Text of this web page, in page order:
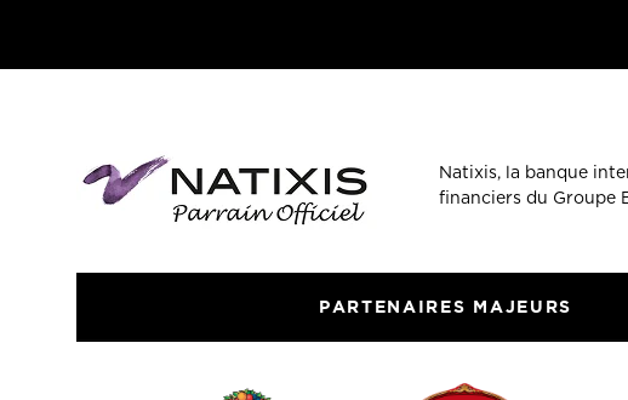
Natixis, la banque
financiers du Groupe
PARTENAIRES MAJEURS